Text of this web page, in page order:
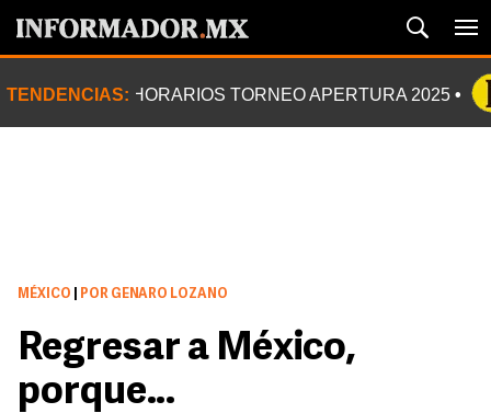
TENDENCIAS: HORARIOS TORNEO APERTURA 2025
MÉXICO POR GENARO LOZANO
Regresar a México,
porque…